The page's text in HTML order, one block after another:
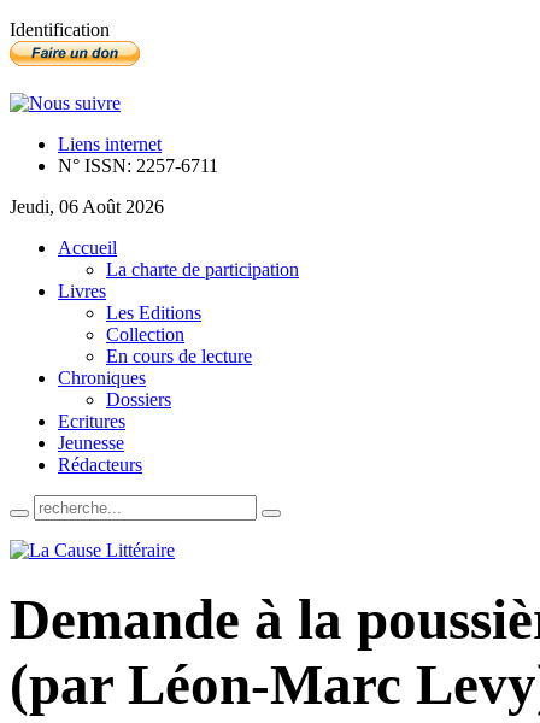
Identification
Liens internet
N° ISSN: 2257-6711
Jeudi, 06 Août 2026
Accueil
La charte de participation
Livres
Les Editions
Collection
En cours de lecture
Chroniques
Dossiers
Ecritures
Jeunesse
Rédacteurs
Demande à la
(par Léon-Marc